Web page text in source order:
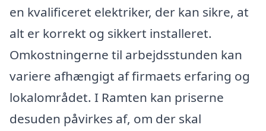
en kvalificeret elektriker, der kan sikre, at
alt er korrekt og sikkert installeret.
Omkostningerne til arbejdsstunden kan
variere afhængigt af firmaets erfaring og
lokalområdet. I Ramten kan priserne
desuden påvirkes af, om der skal